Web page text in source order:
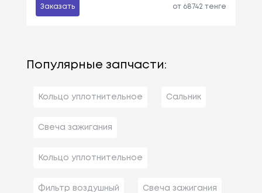
Заказать от 68742 тенге
Популярные запчасти:
Кольцо уплотнительное Сальник
Свеча зажигания
Кольцо уплотнительное
Фильтр воздушный Свеча зажигания